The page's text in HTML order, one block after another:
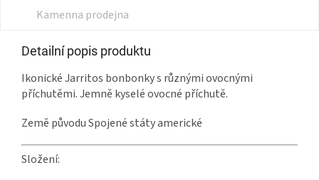
Kamenna prodejna
Detailní popis produktu
Ikonické Jarritos bonbonky s různými ovocnými
příchutěmi. Jemně kyselé ovocné příchutě.
Země původu Spojené státy americké
Složení: